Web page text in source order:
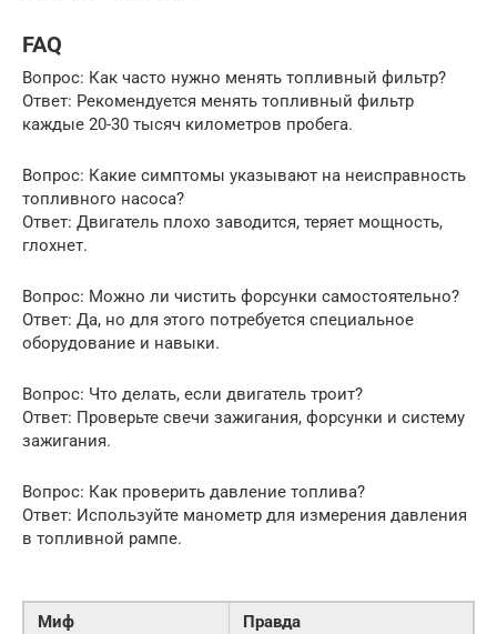
FAQ
Вопрос: Как часто нужно менять топливный фильтр?
Ответ: Рекомендуется менять топливный фильтр
каждые 20-30 тысяч километров пробега.
Вопрос: Какие симптомы указывают на неисправность
топливного насоса?
Ответ: Двигатель плохо заводится, теряет мощность,
глохнет.
Вопрос: Можно ли чистить форсунки самостоятельно?
Ответ: Да, но для этого потребуется специальное
оборудование и навыки.
Вопрос: Что делать, если двигатель троит?
Ответ: Проверьте свечи зажигания, форсунки и систему
зажигания.
Вопрос: Как проверить давление топлива?
Ответ: Используйте манометр для измерения давления
в топливной рампе.
Миф
Правда